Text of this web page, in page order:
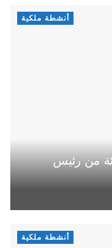
أنشطة ملكية
من رئيس
أنشطة ملكية